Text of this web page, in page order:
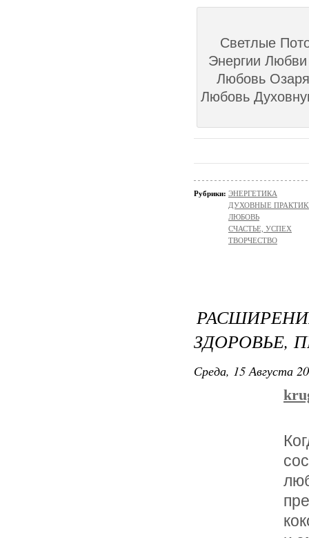
Светлые
Энергии
Любовь
Любовь
Рубрики: ЭНЕРГЕТИКА
ДУХОВНЫЕ
ЛЮБОВЬ
СЧАСТЬЕ, УСПЕХ
ТВОРЧЕСТВО
ЗДОРОВЬЕ,
Среда, 15 Августа